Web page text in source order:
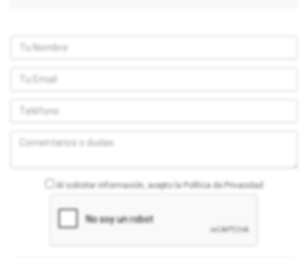
Al solicitar información, acepto la Política de Privacidad